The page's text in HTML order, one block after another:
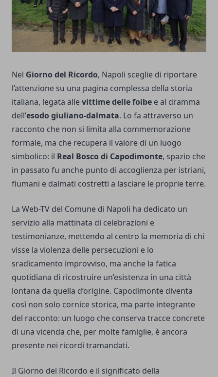
Nel Giorno del Ricordo, Napoli sceglie di riportare
l’attenzione su una pagina complessa della storia
italiana, legata allevittime delle foibe e al dramma
dell’esodo giuliano-dalmata. Lo fa attraverso un
racconto che non si limita alla commemorazione
formale, ma che recupera il valore di un luogo
simbolico: il Real Bosco di Capodimonte, spazio che
in passato fu anche punto di accoglienza per istriani,
fiumani e dalmati costretti a lasciare le proprie terre.
La Web-TV del Comune di Napoli ha dedicato un
servizio alla mattinata di celebrazioni e
testimonianze, mettendo al centro la memoria di chi
visse la violenza delle persecuzioni e lo
sradicamento improvviso, ma anche la fatica
quotidiana di ricostruire un’esistenza in una città
lontana da quella d’origine. Capodimonte diventa
così non solo cornice storica, ma parte integrante
del racconto: un luogo che conserva tracce concrete
di una vicenda che, per molte famiglie, è ancora
presente nei ricordi tramandati.
Il Giorno del Ricordo e il significato della